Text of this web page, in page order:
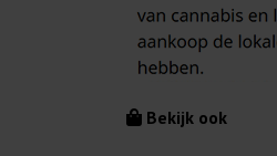
Bekijk ook